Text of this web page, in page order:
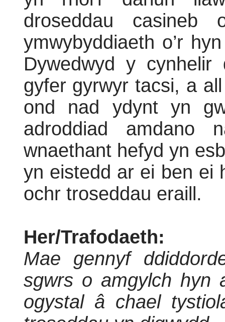
droseddau
ymwybyddiaeth o’r
Dywedwyd y cynhelir
gyfer gyrwyr tacsi, a
ond nad ydynt yn
adroddiad
wnaethant hefyd yn
yn eistedd ar ei ben ei
ochr troseddau eraill.
Her/Trafodaeth:
Mae gennyf
sgwrs o amgylch hyn
ogystal â chael